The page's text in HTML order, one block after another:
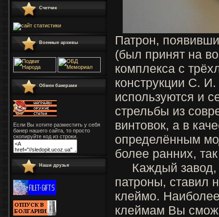
Счетчик
Военные архивы
Обмен банерами
Если Вы хотите разместить у себя
банер нашего сайта, то просто
скопируйте код из строки.
Наши друзья
Патрон,
(был принят на
комплекса с
конструкции С.
используются и
стрельбы из
винтовок, а в
определённым
более ранних,
Каждый завод,
патроны, ставил
клеймо.
клеймам Вы